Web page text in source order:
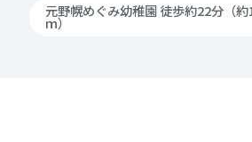
元野幌めぐみ幼稚園 徒歩約22分（
ｍ）